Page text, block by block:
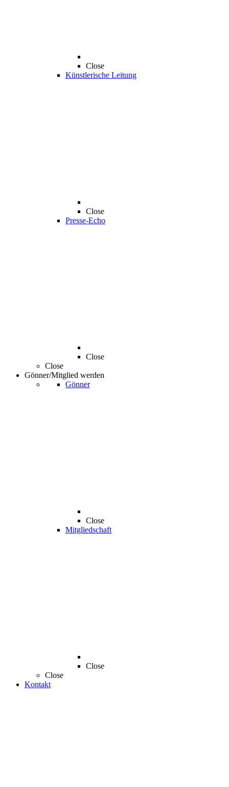
Close
Künstlerische Leitung
Close
Presse-Echo
Close
Close
Gönner/Mitglied werden
Gönner
Close
Mitgliedschaft
Close
Close
Kontakt